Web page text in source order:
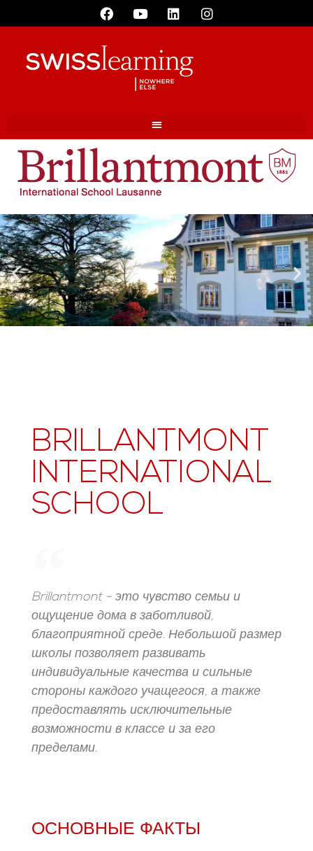
BRILLANTMONT
INTERNATIONAL
SCHOOL
Brillantmont - это чувство семьи и
ощущение дома в заботливой,
благоприятной среде. Небольшой размер
школы позволяет развивать
индивидуальные качества и сильные
стороны каждого учащегося, а также
предоставлять исключительные
возможности в классе и за его
пределами.
ОСНОВНЫЕ ФАКТЫ